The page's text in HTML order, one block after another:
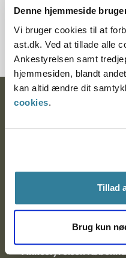
Denne hjemmeside
Vi bruger cookies til at
ast.dk. Ved at tillade alle
Ankestyrelsen samt
hjemmesiden, blandt
kan altid ændre dit
cookies.
Tillad
Brug kun
§ 26 § 18
Journalnummer J.nr.:
Ankestyrelsen
Postadresse:
9000 Aalborg
Ankestyrelsen